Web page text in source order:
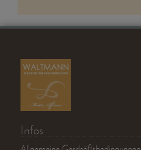
Infos